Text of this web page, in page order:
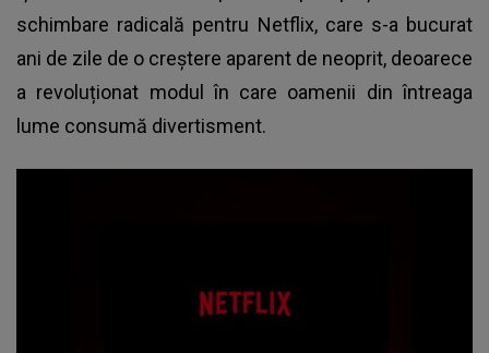
schimbare radicală pentru Netflix, care s-a bucurat
ani de zile de o creștere aparent de neoprit, deoarece
a revoluționat modul în care oamenii din întreaga
lume consumă divertisment.